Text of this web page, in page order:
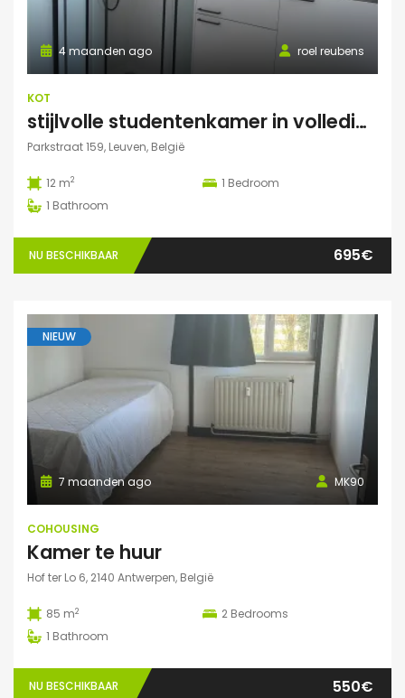
roel reubens
4 maanden ago
KOT
stijlvolle studentenkamer in volledig gerenoveerd studentenhuis
Parkstraat 159, Leuven, België
12 m2 1 Bedroom
1 Bathroom
NU BESCHIKBAAR 695€
NIEUW
MK90
7 maanden ago
COHOUSING
Kamer te huur
Hof ter Lo 6, 2140 Antwerpen, België
85 m2 2 Bedrooms
1 Bathroom
NU BESCHIKBAAR 550€